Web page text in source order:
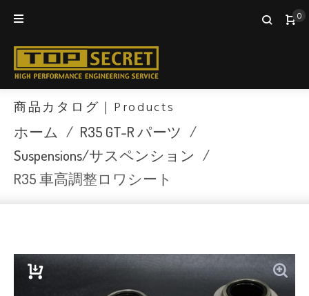
0
商品カタログ｜Products
ホーム / R35 GT-R パーツ /
Suspensions/サスペンション /
R35 車高調整ロワシート